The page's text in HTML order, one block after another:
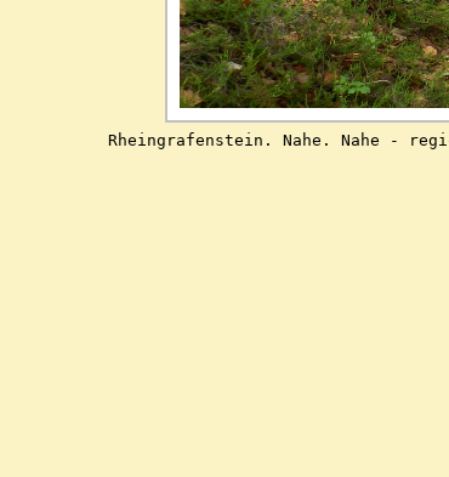
Rheingrafenstein. Nahe. Nahe -